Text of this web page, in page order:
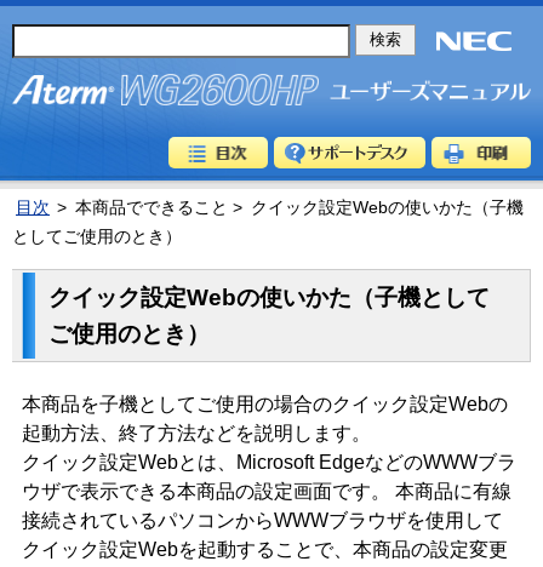
目次 > 本商品でできること > クイック設定Webの使いかた（子機
としてご使用のとき）
クイック設定Webの使いかた（子機として
ご使用のとき）
本商品を子機としてご使用の場合のクイック設定Webの
起動方法、終了方法などを説明します。
クイック設定Webとは、Microsoft EdgeなどのWWWブラ
ウザで表示できる本商品の設定画面です。 本商品に有線
接続されているパソコンからWWWブラウザを使用して
クイック設定Webを起動することで、本商品の設定変更